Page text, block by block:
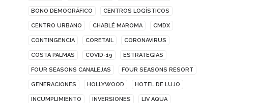
BONO DEMOGRÁFICO CENTROS LOGÍSTICOS
CENTRO URBANO CHABLÉ MAROMA CMDX
CONTINGENCIA CORETAIL CORONAVIRUS
COSTA PALMAS COVID-19 ESTRATEGIAS
FOUR SEASONS CANALEJAS FOUR SEASONS RESORT
GENERACIONES HOLLYWOOD HOTEL DE LUJO
INCUMPLIMIENTO INVERSIONES LIV AQUA